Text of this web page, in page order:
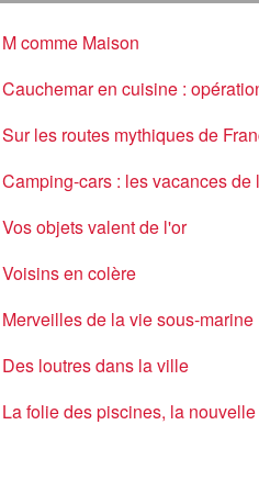
M comme Maison
Cauchemar en cuisine : opération
Sur les routes mythiques de
Camping-cars : les vacances de
Vos objets valent de l'or
Voisins en colère
Merveilles de la vie sous-marine
Des loutres dans la ville
La folie des piscines, la nouvelle passion des